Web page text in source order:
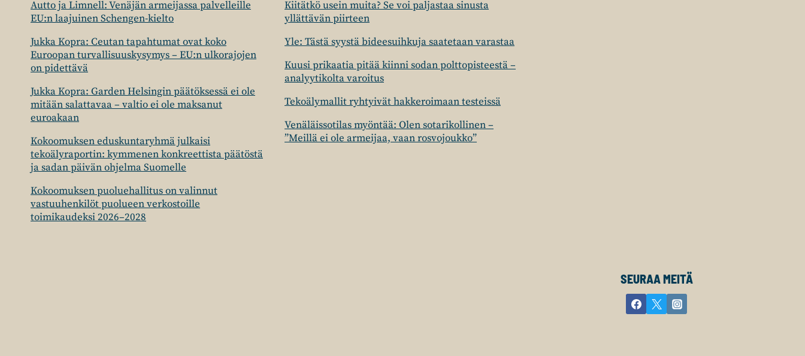
Autto ja Limnell: Venäjän armeijassa palvelleille
EU:n laajuinen Schengen-kielto
Jukka Kopra: Ceutan tapahtumat ovat koko
Euroopan turvallisuuskysymys – EU:n ulkorajojen
on pidettävä
Jukka Kopra: Garden Helsingin päätöksessä ei ole
mitään salattavaa – valtio ei ole maksanut
euroakaan
Kokoomuksen eduskuntaryhmä julkaisi
tekoälyraportin: kymmenen konkreettista päätöstä
ja sadan päivän ohjelma Suomelle
Kokoomuksen puoluehallitus on valinnut
vastuuhenkilöt puolueen verkostoille
toimikaudeksi 2026–2028
Kiitätkö usein muita? Se voi paljastaa sinusta
yllättävän piirteen
Yle: Tästä syystä bideesuihkuja saatetaan varastaa
Kuusi prikaatia pitää kiinni sodan polttopisteestä –
analyytikolta varoitus
Tekoälymallit ryhtyivät hakkeroimaan testeissä
Venäläissotilas myöntää: Olen sotarikollinen –
”Meillä ei ole armeijaa, vaan rosvojoukko”
SEURAA MEITÄ